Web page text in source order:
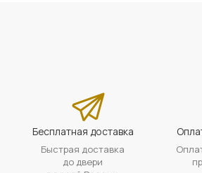
Бесплатная доставка
Быстрая доставка
до двери